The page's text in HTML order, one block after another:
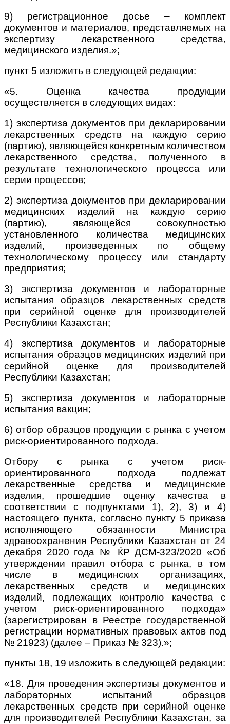
9) регистрационное досье – комплект
документов и материалов, представляемых на
экспертизу лекарственного средства,
медицинского изделия.»;
пункт 5 изложить в следующей редакции:
«5. Оценка качества продукции
осуществляется в следующих видах:
1) экспертиза документов при декларировании
лекарственных средств на каждую серию
(партию), являющейся конкретным количеством
лекарственного средства, полученного в
результате технологического процесса или
серии процессов;
2) экспертиза документов при декларировании
медицинских изделий на каждую серию
(партию), являющейся совокупностью
установленного количества медицинских
изделий, произведенных по общему
технологическому процессу или стандарту
предприятия;
3) экспертиза документов и лабораторные
испытания образцов лекарственных средств
при серийной оценке для производителей
Республики Казахстан;
4) экспертиза документов и лабораторные
испытания образцов медицинских изделий при
серийной оценке для производителей
Республики Казахстан;
5) экспертиза документов и лабораторные
испытания вакцин;
6) отбор образцов продукции с рынка с учетом
риск-ориентированного подхода.
Отбору с рынка с учетом риск-
ориентированного подхода подлежат
лекарственные средства и медицинские
изделия, прошедшие оценку качества в
соответствии с подпунктами 1), 2), 3) и 4)
настоящего пункта, согласно пункту 5 приказа
исполняющего обязанности Министра
здравоохранения Республики Казахстан от 24
декабря 2020 года № ЌР ДСМ-323/2020 «Об
утверждении правил отбора с рынка, в том
числе в медицинских организациях,
лекарственных средств и медицинских
изделий, подлежащих контролю качества с
учетом риск-ориентированного подхода»
(зарегистрирован в Реестре государственной
регистрации нормативных правовых актов под
№ 21923) (далее – Приказ № 323).»;
пункты 18, 19 изложить в следующей редакции:
«18. Для проведения экспертизы документов и
лабораторных испытаний образцов
лекарственных средств при серийной оценке
для производителей Республики Казахстан, за